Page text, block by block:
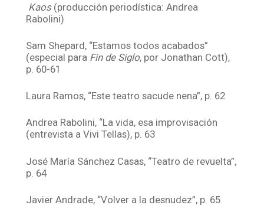
Kaos(producción periodística: Andrea
Rabolini)
Sam Shepard, “Estamos todos acabados”
(especial para Fin de Siglo, por Jonathan Cott),
p. 60-61
Laura Ramos, “Este teatro sacude nena”, p. 62
Andrea Rabolini, “La vida, esa improvisación
(entrevista a Vivi Tellas), p. 63
José María Sánchez Casas, “Teatro de revuelta”,
p. 64
Javier Andrade, “Volver a la desnudez”, p. 65